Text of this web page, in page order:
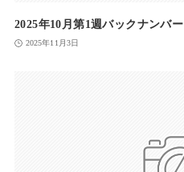
2025年10月第1週バックナンバー
2025年11月3日